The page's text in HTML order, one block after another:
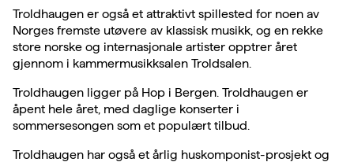
Troldhaugen er også et attraktivt spillested for noen av
Norges fremste utøvere av klassisk musikk, og en rekke
store norske og internasjonale artister opptrer året
gjennom i kammermusikksalen Troldsalen.
Troldhaugen ligger på Hop i Bergen. Troldhaugen er
åpent hele året, med daglige konserter i
sommersesongen som et populært tilbud.
Troldhaugen har også et årlig huskomponist-prosjekt og